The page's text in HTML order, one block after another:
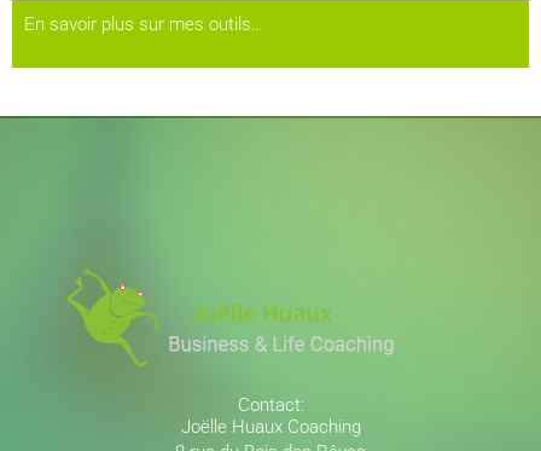
En savoir plus sur mes outils…
Contact:
Joëlle Huaux Coaching